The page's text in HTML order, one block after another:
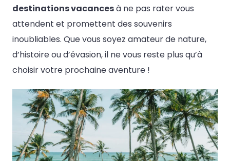
destinations vacancesà ne pas rater vous
attendent et promettent des souvenirs
inoubliables. Que vous soyez amateur de nature,
d’histoire ou d’évasion, il ne vous reste plus qu’à
choisir votre prochaine aventure !